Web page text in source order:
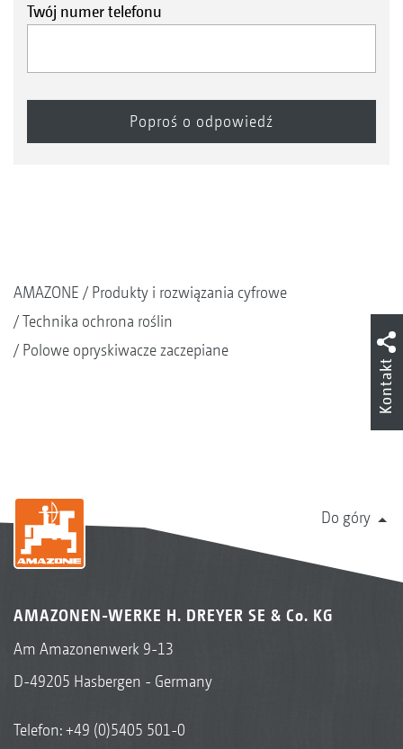
W kulturach specjalnych i zabiegach gniazdowych
sekcje po środku belki polowej. AmaClick jest
ergonomicznym zespołem obsługowym,
Twój numer telefonu
AMAZONE
Produkty i rozwiązania cyfrowe
Technika ochrona roślin
Polowe opryskiwacze zaczepiane
Do góry
AMAZONEN-WERKE H. DREYER SE & Co. KG
Am Amazonenwerk 9-13
D-49205 Hasbergen - Germany
Telefon:+49 (0)5405 501-0
Kontakt